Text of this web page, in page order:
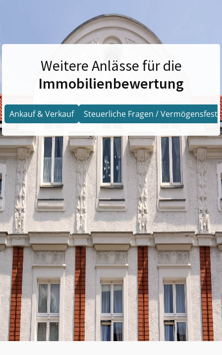
Weitere Anlässe für die
Immobilienbewertung
Ankauf & Verkauf Steuerliche Fragen /